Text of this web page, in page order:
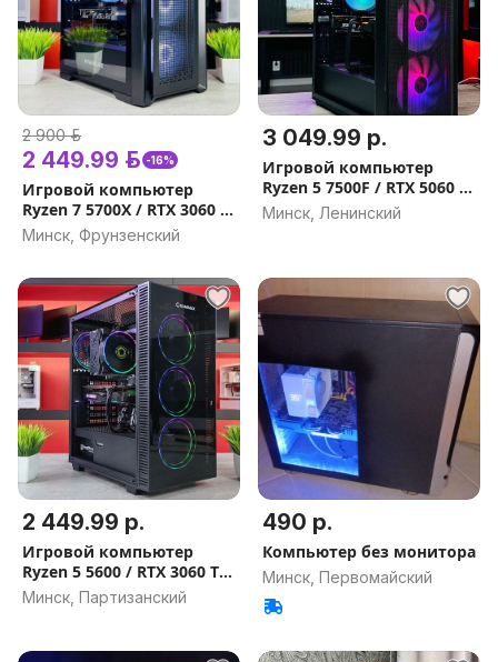
2 900 р.
2 449.99 р. -16%
Игровой компьютер
Ryzen 7 5700X / RTX 3060 Ti
/ 16gb,32GB / Гарантия на
игровой ПК
Минск, Фрунзенский
3 049.99 р.
Игровой компьютер
Ryzen 5 7500F / RTX 5060 /
DDR5 32GB, 16Gb /
Гарантия на игровой ПК
Минск, Ленинский
2 449.99 р.
Игровой компьютер
Ryzen 5 5600 / RTX 3060 Ti /
16GB / Гарантия на
игровой ПК Рассрочка/
Минск, Партизанский
490 р.
Компьютер без монитора
Минск, Первомайский